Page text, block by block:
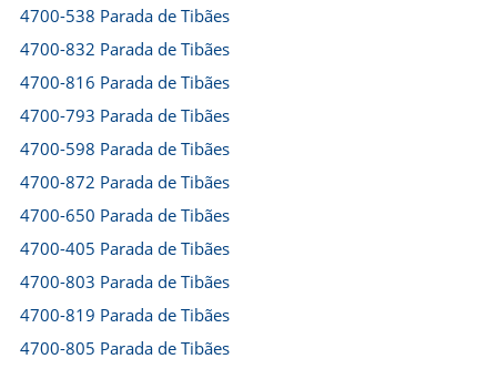
4700-538 Parada de Tibães
4700-832 Parada de Tibães
4700-816 Parada de Tibães
4700-793 Parada de Tibães
4700-598 Parada de Tibães
4700-872 Parada de Tibães
4700-650 Parada de Tibães
4700-405 Parada de Tibães
4700-803 Parada de Tibães
4700-819 Parada de Tibães
4700-805 Parada de Tibães